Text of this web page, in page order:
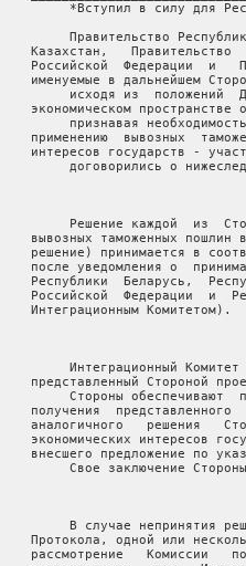
*Вступил в силу для
Правительство
Казахстан,   Правительство
Российской  Федерации  и
именуемые в дальнейшем
исходя из  положений
экономическом
признавая
применению  вывозных
интересов государств -
договорились о
Решение каждой  из
вывозных таможенных
решение) принимается в
после уведомления о
Республики  Беларусь,
Российской  Федерации  и
Интеграционным Комитетом).
Интеграционный
представленный Стороной
Стороны обеспечивают
получения
аналогичного   решения
экономических интересов
внесшего предложение по
Свое заключение
В случае непринятия
Протокола, одной или
рассмотрение   Комиссии